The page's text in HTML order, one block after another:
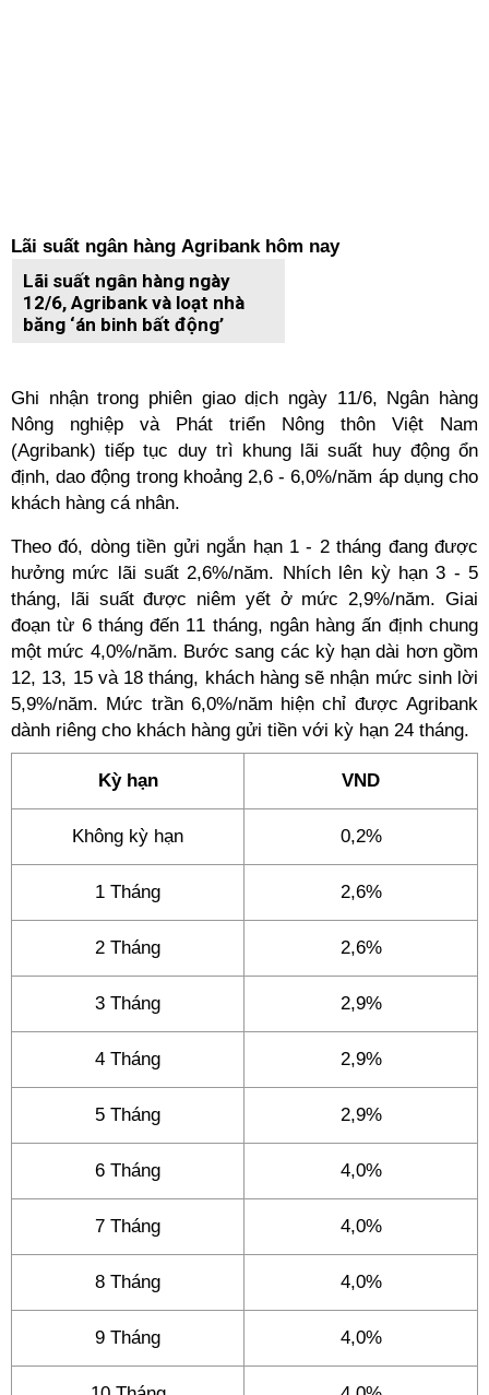
Lãi suất ngân hàng Agribank hôm nay
Lãi suất ngân hàng ngày
12/6, Agribank và loạt nhà
băng ‘án binh bất động’
Ghi nhận trong phiên giao dịch ngày 11/6, Ngân hàng
Nông nghiệp và Phát triển Nông thôn Việt Nam
(Agribank) tiếp tục duy trì khung lãi suất huy động ổn
định, dao động trong khoảng 2,6 - 6,0%/năm áp dụng cho
khách hàng cá nhân.
Theo đó, dòng tiền gửi ngắn hạn 1 - 2 tháng đang được
hưởng mức lãi suất 2,6%/năm. Nhích lên kỳ hạn 3 - 5
tháng, lãi suất được niêm yết ở mức 2,9%/năm. Giai
đoạn từ 6 tháng đến 11 tháng, ngân hàng ấn định chung
một mức 4,0%/năm. Bước sang các kỳ hạn dài hơn gồm
12, 13, 15 và 18 tháng, khách hàng sẽ nhận mức sinh lời
5,9%/năm. Mức trần 6,0%/năm hiện chỉ được Agribank
dành riêng cho khách hàng gửi tiền với kỳ hạn 24 tháng.
Kỳ hạn VND
Không kỳ hạn 0,2%
1 Tháng 2,6%
2 Tháng 2,6%
3 Tháng 2,9%
4 Tháng 2,9%
5 Tháng 2,9%
6 Tháng 4,0%
7 Tháng 4,0%
8 Tháng 4,0%
9 Tháng 4,0%